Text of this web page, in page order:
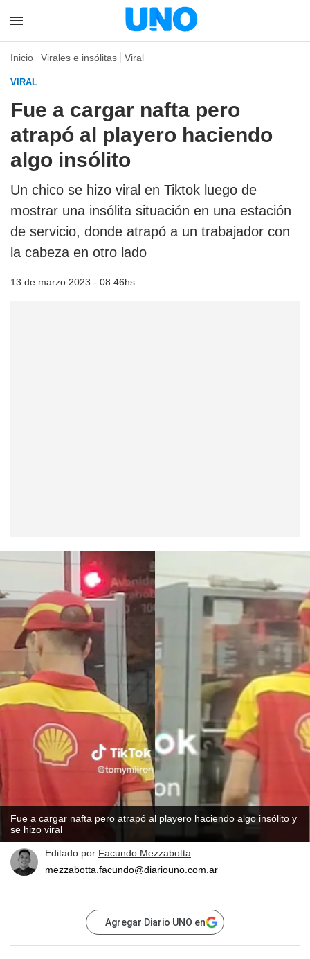
Inicio Virales e insólitas Viral
VIRAL
Fue a cargar nafta pero
atrapó al playero haciendo
algo insólito
Un chico se hizo viral en Tiktok luego de
mostrar una insólita situación en una estación
de servicio, donde atrapó a un trabajador con
la cabeza en otro lado
13 de marzo 2023 - 08:46hs
Fue a cargar nafta pero atrapó al playero haciendo algo insólito y
se hizo viral
Editado por Facundo Mezzabotta
mezzabotta.facundo@diariouno.com.ar
Agregar Diario UNO en